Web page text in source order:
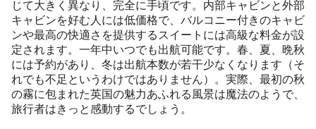
じて大きく異なり、完全に手頃です。内部キャビンと外部
キャビンを好む人には低価格で、バルコニー付きのキャビ
ンや最高の快適さを提供するスイートには高級な料金が設
定されます。一年中いつでも出航可能です。春、夏、晩秋
には予約があり、冬は出航本数が若干少なくなります（そ
れでも不足というわけではありません）。実際、最初の秋
の霧に包まれた英国の魅力あふれる風景は魔法のようで、
旅行者はきっと感動するでしょう。